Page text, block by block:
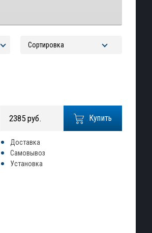
Купить
2385 руб.
Доставка
Самовывоз
Установка